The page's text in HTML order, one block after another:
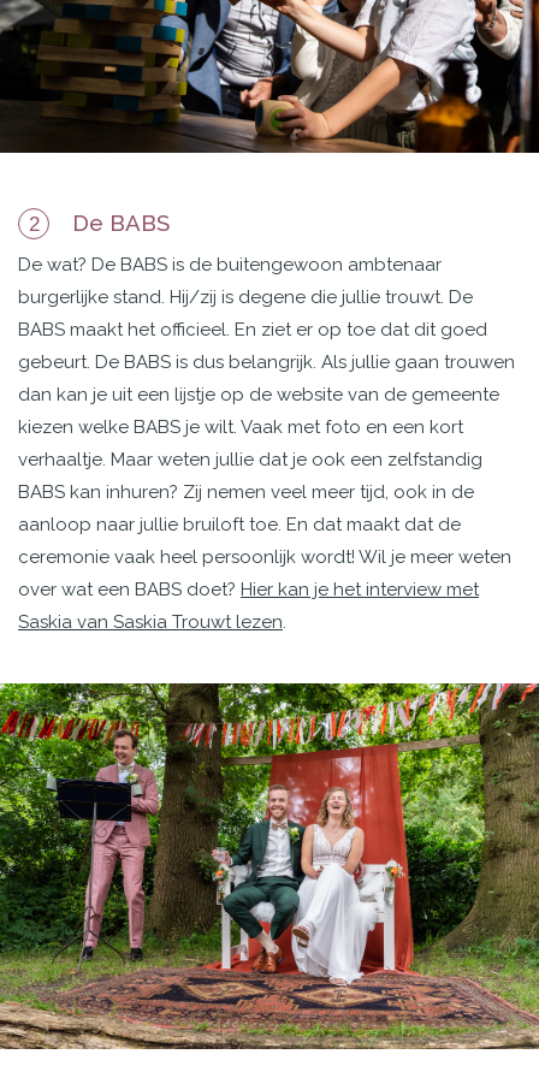
2 De BABS
De wat? De BABS is de buitengewoon ambtenaar
burgerlijke stand. Hij/zij is degene die jullie trouwt. De
BABS maakthet officieel. En ziet er op toe dat dit goed
gebeurt. De BABS is dus belangrijk. Als jullie gaan trouwen
dan kan je uit een lijstje op de website van de gemeente
kiezen welke BABS je wilt. Vaak met foto en een kort
verhaaltje. Maar weten jullie dat je ook een zelfstandig
BABS kan inhuren? Zij nemen veel meer tijd, ook in de
aanloop naar jullie bruiloft toe. En dat maakt dat de
ceremonie vaak heel persoonlijk wordt! Wil je meer weten
over wat een BABS doet? Hier kan je het interview met
Saskia van Saskia Trouwt lezen.